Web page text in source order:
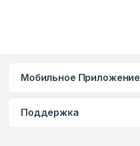
Мобильное Приложение
Поддержка